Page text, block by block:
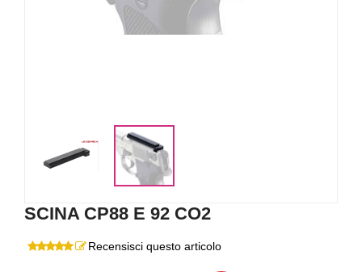
SCINA CP88 E 92 CO2
Recensisci questo articolo